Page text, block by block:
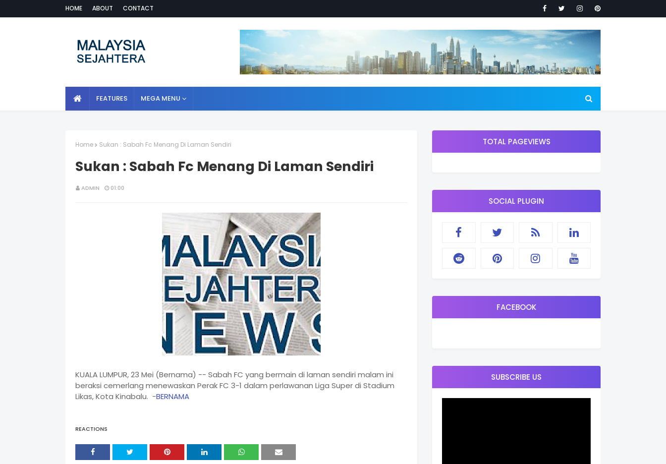
HOME ABOUT CONTACT
FEATURES MEGA MENU
Home Sukan : Sabah Fc Menang Di Laman Sendiri
Sukan : Sabah Fc Menang Di Laman Sendiri
ADMIN 01:00
KUALA LUMPUR, 23 Mei (Bernama) -- Sabah FC yang bermain di laman sendiri malam ini
beraksi cemerlang menewaskan Perak FC 3-1 dalam perlawanan Liga Super di Stadium
Likas, Kota Kinabalu. -BERNAMA
REACTIONS
TOTAL PAGEVIEWS
SOCIAL PLUGIN
FACEBOOK
SUBSCRIBE US